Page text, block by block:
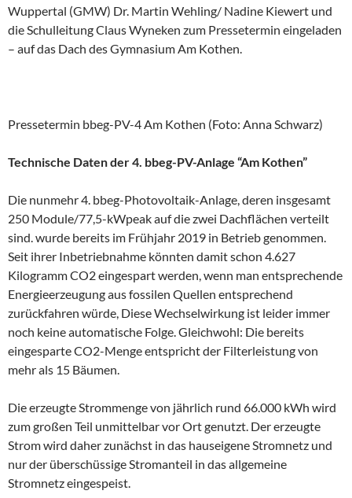
Wuppertal (GMW) Dr. Martin Wehling/ Nadine Kiewert und
die Schulleitung Claus Wyneken zum Pressetermin eingeladen
– auf das Dach des Gymnasium Am Kothen.
Pressetermin bbeg-PV-4 Am Kothen (Foto: Anna Schwarz)
Technische Daten der 4. bbeg-PV-Anlage “Am Kothen”
Die nunmehr 4. bbeg-Photovoltaik-Anlage, deren insgesamt
250 Module/77,5-kWpeak auf die zwei Dachflächen verteilt
sind. wurde bereits im Frühjahr 2019 in Betrieb genommen.
Seit ihrer Inbetriebnahme könnten damit schon 4.627
Kilogramm CO2 eingespart werden, wenn man entsprechende
Energieerzeugung aus fossilen Quellen entsprechend
zurückfahren würde, Diese Wechselwirkung ist leider immer
noch keine automatische Folge. Gleichwohl: Die bereits
eingesparte CO2-Menge entspricht der Filterleistung von
mehr als 15 Bäumen.
Die erzeugte Strommenge von jährlich rund 66.000 kWh wird
zum großen Teil unmittelbar vor Ort genutzt. Der erzeugte
Strom wird daher zunächst in das hauseigene Stromnetz und
nur der überschüssige Stromanteil in das allgemeine
Stromnetz eingespeist.